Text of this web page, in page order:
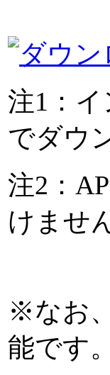
注1：
でダウ
注2：
けませ
※なお
能です。